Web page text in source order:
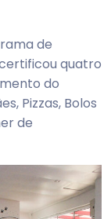
de
certificou quatro
do
Pizzas, Bolos
de